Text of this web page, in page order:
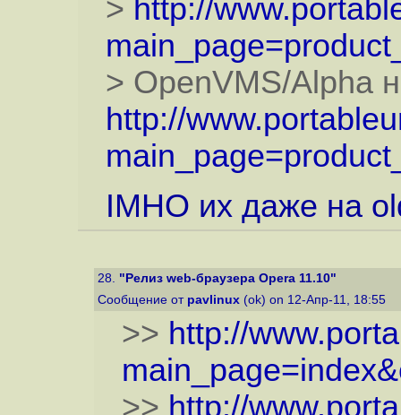
> http://
> OpenVMS/Alpha
http://
IMHO их даже на
28. "Релиз web-браузера Opera 11.10"
Сообщение от pavlinux (ok) on 12-Апр-11, 18:55
>> http://
>> http://